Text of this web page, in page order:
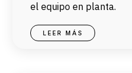
el equipo en planta.
LEER MÁS